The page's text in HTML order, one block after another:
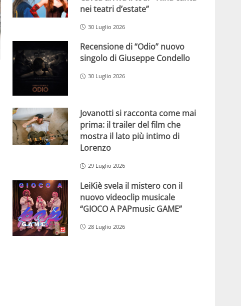
nei teatri d’estate”
30 Luglio 2026
Recensione di “Odio” nuovo
singolo di Giuseppe Condello
30 Luglio 2026
Jovanotti si racconta come mai
prima: il trailer del film che
mostra il lato più intimo di
Lorenzo
29 Luglio 2026
LeiKiè svela il mistero con il
nuovo videoclip musicale
“GIOCO A PAPmusic GAME”
28 Luglio 2026